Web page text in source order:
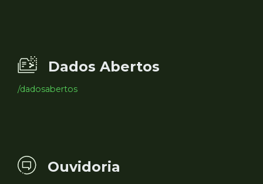
Dados Abertos
/dadosabertos
Ouvidoria